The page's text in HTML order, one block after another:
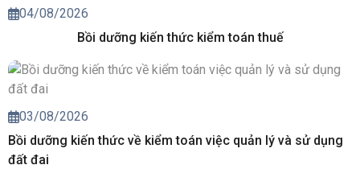
04/08/2026
Bồi dưỡng kiến thức kiểm toán thuế
03/08/2026
Bồi dưỡng kiến thức về kiểm toán việc quản lý và sử dụng
đất đai